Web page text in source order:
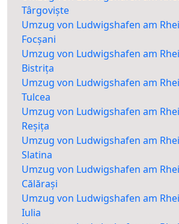
Târgoviște
Umzug von Ludwigshafen am
Focșani
Umzug von Ludwigshafen am
Bistrița
Umzug von Ludwigshafen am
Tulcea
Umzug von Ludwigshafen am
Reșița
Umzug von Ludwigshafen am
Slatina
Umzug von Ludwigshafen am
Călărași
Umzug von Ludwigshafen am
Iulia